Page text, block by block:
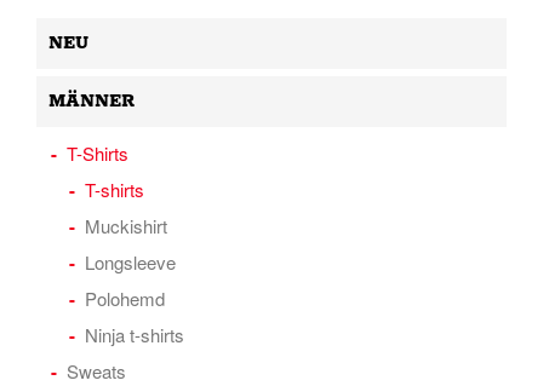
NEU
MÄNNER
T-Shirts
T-shirts
Muckishirt
Longsleeve
Polohemd
Ninja t-shirts
Sweats